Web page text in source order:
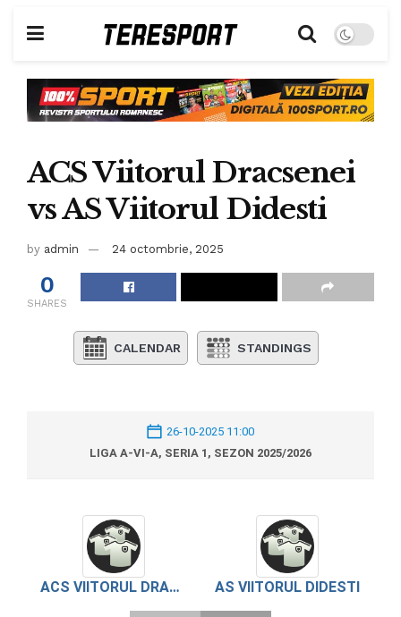
ACS Viitorul Dracsenei
vs AS Viitorul Didesti
by admin 24 octombrie, 2025
0
SHARES
CALENDAR STANDINGS
26-10-2025 11:00
LIGA A-VI-A, SERIA 1, SEZON 2025/2026
ACS VIITORUL DRACSENEI AS VIITORUL DIDESTI